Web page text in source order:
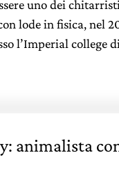
uno dei
lode in fisica, nel
l’Imperial college
animalista